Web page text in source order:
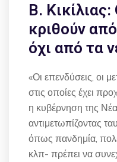
Β.
κριθούν
όχι από τα
«Οι επενδύσεις, οι
στις οποίες έχει
η κυβέρνηση της
αντιμετωπίζοντας
όπως πανδημία,
κλπ- πρέπει να